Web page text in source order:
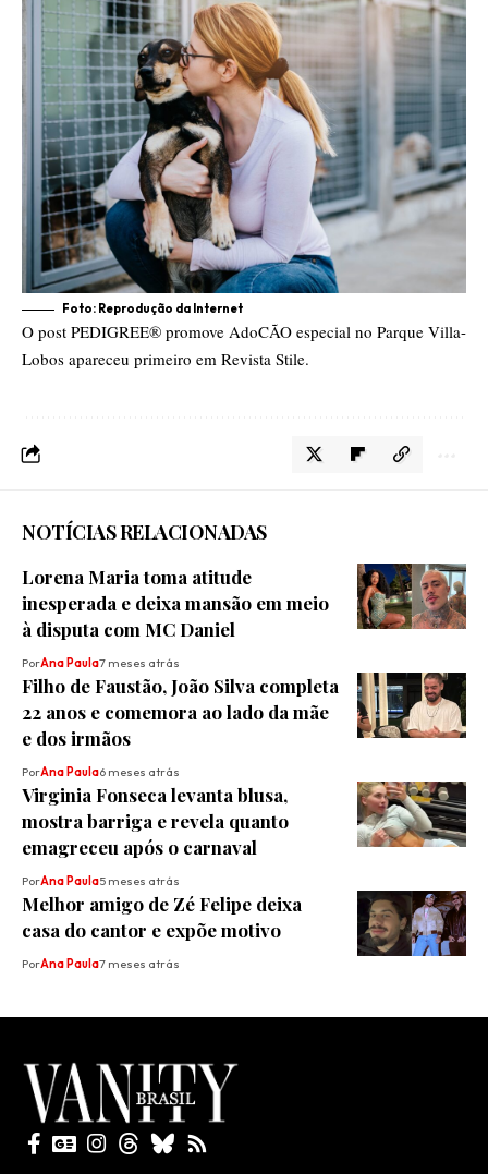
Foto: Reprodução da Internet
O post PEDIGREE® promove AdoCÃO especial no Parque Villa-
Lobos apareceu primeiro em Revista Stile.
NOTÍCIAS RELACIONADAS
Lorena Maria toma atitude
inesperada e deixa mansão em meio
à disputa com MC Daniel
PorAna Paula7 meses atrás
Filho de Faustão, João Silva completa
22 anos e comemora ao lado da mãe
e dos irmãos
PorAna Paula6 meses atrás
Virginia Fonseca levanta blusa,
mostra barriga e revela quanto
emagreceu após o carnaval
PorAna Paula5 meses atrás
Melhor amigo de Zé Felipe deixa
casa do cantor e expõe motivo
PorAna Paula7 meses atrás